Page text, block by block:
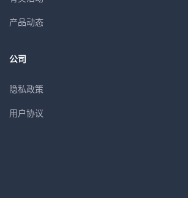
产品动态
公司
隐私政策
用户协议